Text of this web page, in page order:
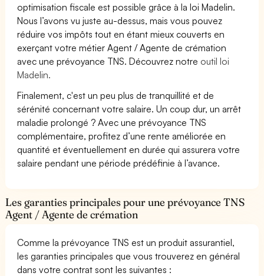
optimisation fiscale est possible grâce à la loi Madelin.
Nous l’avons vu juste au-dessus, mais vous pouvez
réduire vos impôts tout en étant mieux couverts en
exerçant votre métier Agent / Agente de crémation
avec une prévoyance TNS. Découvrez notre outil loi
Madelin.
Finalement, c'est un peu plus de tranquillité et de
sérénité concernant votre salaire. Un coup dur, un arrêt
maladie prolongé ? Avec une prévoyance TNS
complémentaire, profitez d’une rente améliorée en
quantité et éventuellement en durée qui assurera votre
salaire pendant une période prédéfinie à l’avance.
Les garanties principales pour une prévoyance TNS
Agent / Agente de crémation
Comme la prévoyance TNS est un produit assurantiel,
les garanties principales que vous trouverez en général
dans votre contrat sont les suivantes :